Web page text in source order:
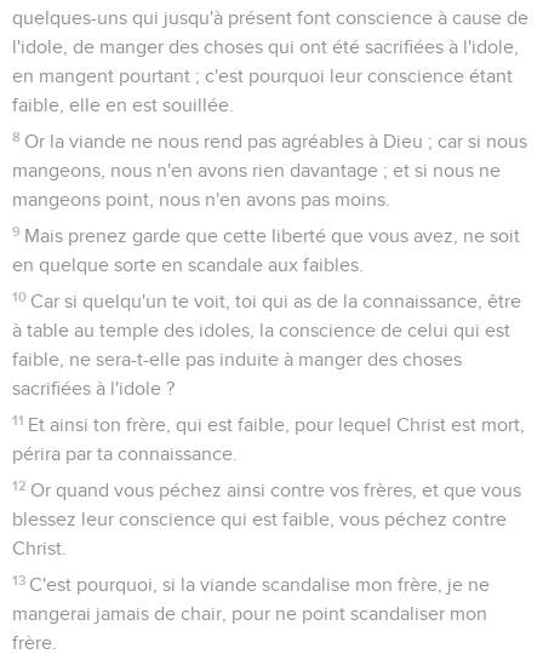
quelques-uns qui jusqu'à présent font conscience à cause de
l'idole, de manger des choses qui ont été sacrifiées à l'idole,
en mangent pourtant ; c'est pourquoi leur conscience étant
faible, elle en est souillée.
8 Or la viande ne nous rend pas agréables à Dieu ; car si nous
mangeons, nous n'en avons rien davantage ; et si nous ne
mangeons point, nous n'en avons pas moins.
9 Mais prenez garde que cette liberté que vous avez, ne soit
en quelque sorte en scandale aux faibles.
10 Car si quelqu'un te voit, toi qui as de la connaissance, être
à table au temple des idoles, la conscience de celui qui est
faible, ne sera-t-elle pas induite à manger des choses
sacrifiées à l'idole ?
11 Et ainsi ton frère, qui est faible, pour lequel Christ est mort,
périra par ta connaissance.
12 Or quand vous péchez ainsi contre vos frères, et que vous
blessez leur conscience qui est faible, vous péchez contre
Christ.
13 C'est pourquoi, si la viande scandalise mon frère, je ne
mangerai jamais de chair, pour ne point scandaliser mon
frère.